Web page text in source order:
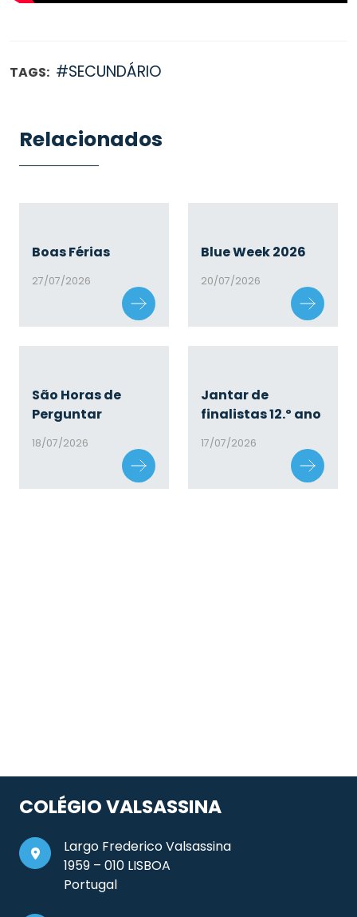
TAGS: #SECUNDÁRIO
Relacionados
Boas Férias
27/07/2026
Blue Week 2026
20/07/2026
São Horas de
Perguntar
18/07/2026
Jantar de
finalistas 12.º ano
17/07/2026
COLÉGIO VALSASSINA
Largo Frederico Valsassina
1959 – 010 LISBOA
Portugal